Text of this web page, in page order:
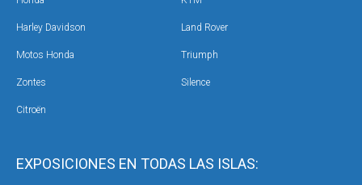
EXPOSICIONES EN TODAS LAS ISLAS:
Harley Davidson Land Rover
Motos Honda Triumph
Zontes Silence
Citroën